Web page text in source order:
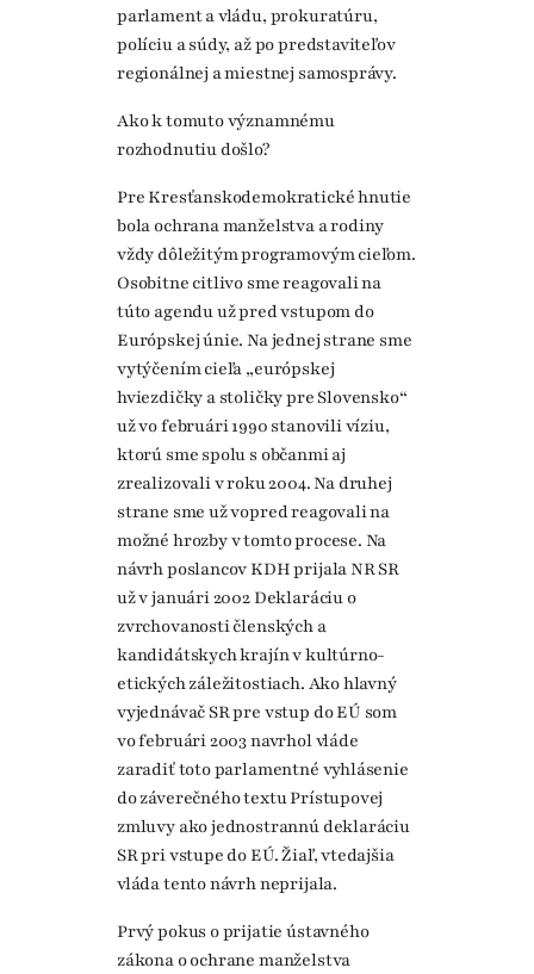
parlament a vládu, prokuratúru,
políciu a súdy, až po predstaviteľov
regionálnej a miestnej samosprávy.
Ako k tomuto významnému
rozhodnutiu došlo?
Pre Kresťanskodemokratické hnutie
bola ochrana manželstva a rodiny
vždy dôležitým programovým cieľom.
Osobitne citlivo sme reagovali na
túto agendu už pred vstupom do
Európskej únie. Na jednej strane sme
vytýčením cieľa „európskej
hviezdičky a stoličky pre Slovensko“
už vo februári 1990 stanovili víziu,
ktorú sme spolu s občanmi aj
zrealizovali v roku 2004. Na druhej
strane sme už vopred reagovali na
možné hrozby v tomto procese. Na
návrh poslancov KDH prijala NR SR
už v januári 2002 Deklaráciu o
zvrchovanosti členských a
kandidátskych krajín v kultúrno-
etických záležitostiach. Ako hlavný
vyjednávač SR pre vstup do EÚ som
vo februári 2003 navrhol vláde
zaradiť toto parlamentné vyhlásenie
do záverečného textu Prístupovej
zmluvy ako jednostrannú deklaráciu
SR pri vstupe do EÚ. Žiaľ, vtedajšia
vláda tento návrh neprijala.
Prvý pokus o prijatie ústavného
zákona o ochrane manželstva